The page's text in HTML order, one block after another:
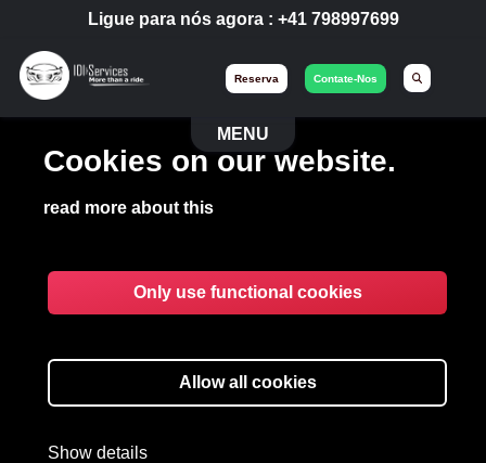
Ligue para nós agora : +41 798997699
Reserva Contate-Nos
MENU
TORNE-SE UM MOTORISTA
DE PRESTÍGIO
Cookies on our website.
read more about this
Only use functional cookies
Allow all cookies
Show details